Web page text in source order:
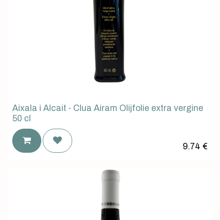
Aixala i Alcait - Clua Airam Olijfolie extra vergine
50 cl
9.74 €